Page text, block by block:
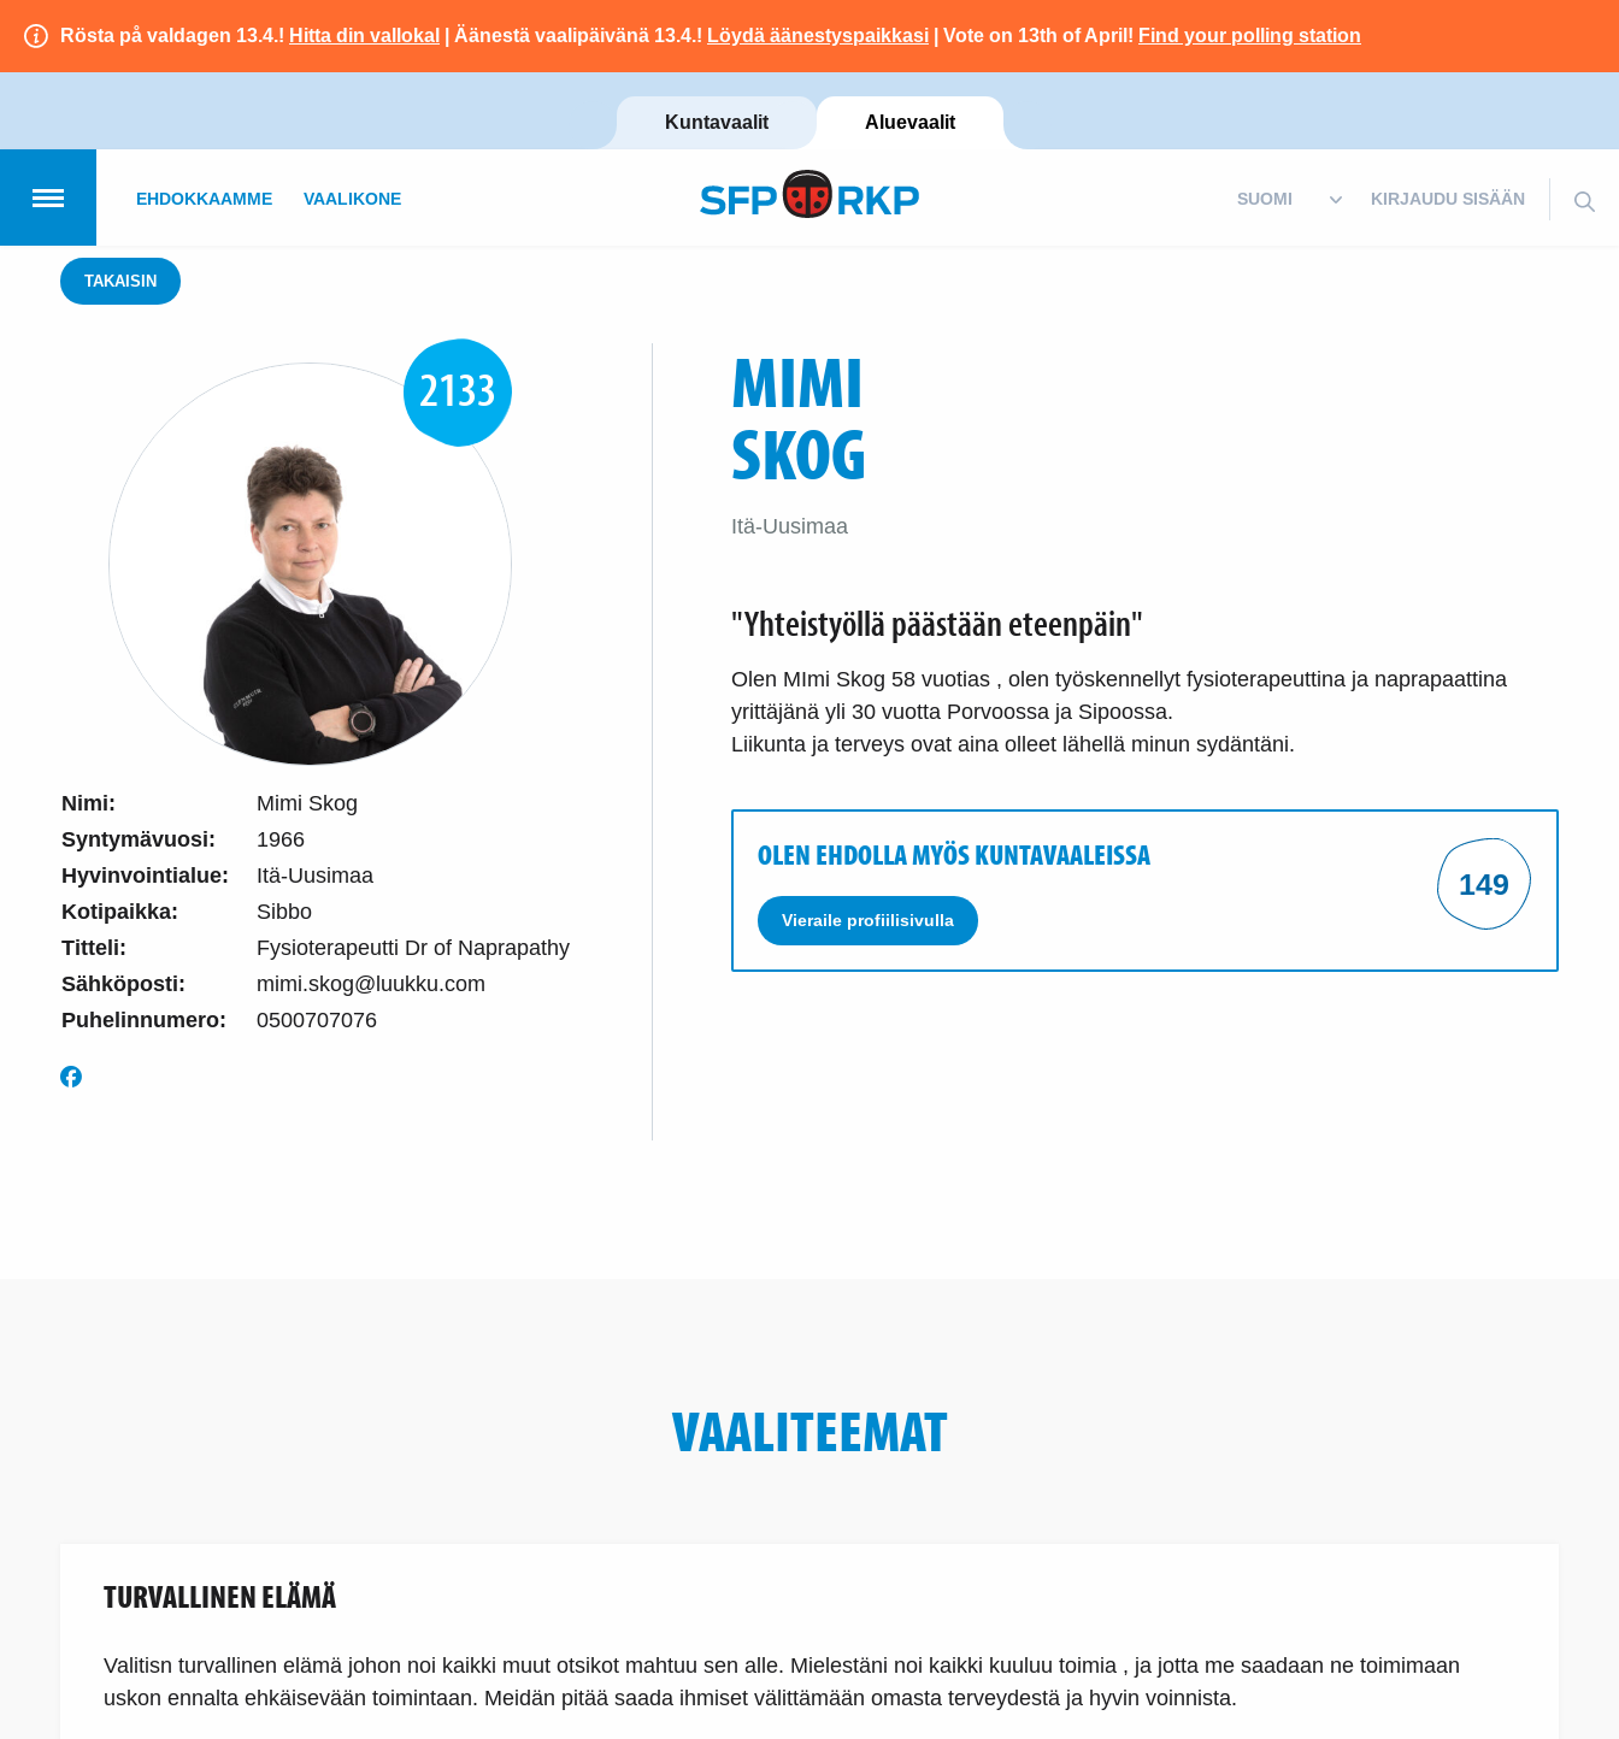
Rösta på valdagen 13.4.! Hitta din vallokal | Äänestä vaalipäivänä 13.4.! Löydä äänestyspaikkasi | Vote on 13th of April! Find your polling station
Kuntavaalit Aluevaalit
KIRJAUDU SISÄÄN
EHDOKKAAMME VAALIKONE
TAKAISIN
2133
Nimi:
Mimi Skog
Syntymävuosi:
1966
Hyvinvointialue:
Itä-Uusimaa
Kotipaikka:
Sibbo
Titteli:
Fysioterapeutti Dr of Naprapathy
Sähköposti:
mimi.skog@luukku.com
Puhelinnumero:
0500707076
MIMI
SKOG
Itä-Uusimaa
"Yhteistyöllä päästään eteenpäin"
Olen MImi Skog 58 vuotias , olen työskennellyt fysioterapeuttina ja naprapaattina
yrittäjänä yli 30 vuotta Porvoossa ja Sipoossa.
Liikunta ja terveys ovat aina olleet lähellä minun sydäntäni.
OLEN EHDOLLA MYÖS KUNTAVAALEISSA
Vieraile profiilisivulla
149
VAALITEEMAT
TURVALLINEN ELÄMÄ
Valitisn turvallinen elämä johon noi kaikki muut otsikot mahtuu sen alle. Mielestäni noi kaikki kuuluu toimia , ja jotta me saadaan ne toimimaan
uskon ennalta ehkäisevään toimintaan. Meidän pitää saada ihmiset välittämään omasta terveydestä ja hyvin voinnista.